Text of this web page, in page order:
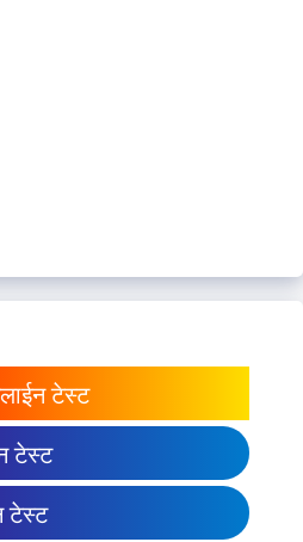
टेस्ट
टेस्ट
टेस्ट